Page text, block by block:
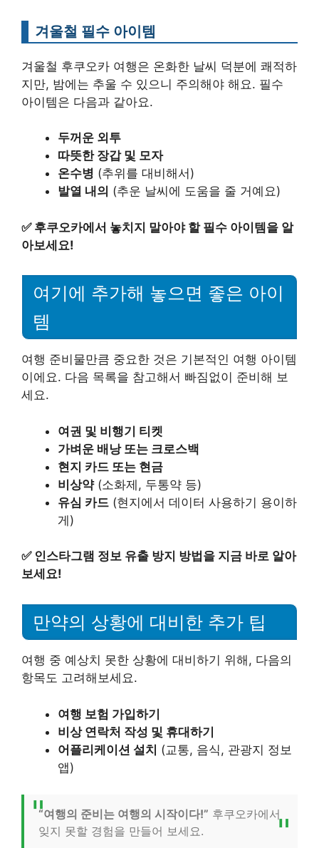
겨울철 필수 아이템
겨울철 후쿠오카 여행은 온화한 날씨 덕분에 쾌적하
지만, 밤에는 추울 수 있으니 주의해야 해요. 필수
아이템은 다음과 같아요.
두꺼운 외투
따뜻한 장갑 및 모자
온수병 (추위를 대비해서)
발열 내의 (추운 날씨에 도움을 줄 거예요)
✅ 후쿠오카에서 놓치지 말아야 할 필수 아이템을 알
아보세요!
여기에 추가해 놓으면 좋은 아이
템
여행 준비물만큼 중요한 것은 기본적인 여행 아이템
이에요. 다음 목록을 참고해서 빠짐없이 준비해 보
세요.
여권 및 비행기 티켓
가벼운 배낭 또는 크로스백
현지 카드 또는 현금
비상약(소화제, 두통약 등)
유심 카드 (현지에서 데이터 사용하기 용이하
게)
✅ 인스타그램 정보 유출 방지 방법을 지금 바로 알아
보세요!
만약의 상황에 대비한 추가 팁
여행 중 예상치 못한 상황에 대비하기 위해, 다음의
항목도 고려해보세요.
여행 보험 가입하기
비상 연락처 작성 및 휴대하기
어플리케이션 설치 (교통, 음식, 관광지 정보
앱)
“여행의 준비는 여행의 시작이다!” 후쿠오카에서
잊지 못할 경험을 만들어 보세요.